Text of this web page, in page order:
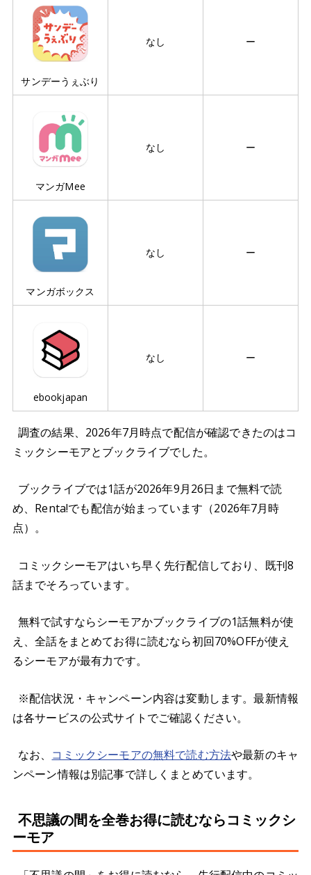
サンデーうぇぶり
なし ー
マンガMee
なし ー
マンガボックス
なし ー
ebookjapan
なし ー
調査の結果、2026年7月時点で配信が確認できたのはコ
ミックシーモアとブックライブでした。
ブックライブでは1話が2026年9月26日まで無料で読
め、Renta!でも配信が始まっています（2026年7月時
点）。
コミックシーモアはいち早く先行配信しており、既刊8
話までそろっています。
無料で試すならシーモアかブックライブの1話無料が使
え、全話をまとめてお得に読むなら初回70%OFFが使え
るシーモアが最有力です。
※配信状況・キャンペーン内容は変動します。最新情報
は各サービスの公式サイトでご確認ください。
なお、 コミックシーモアの無料で読む方法や最新のキャ
ンペーン情報は別記事で詳しくまとめています。
不思議の間を全巻お得に読むならコミックシ
ーモア